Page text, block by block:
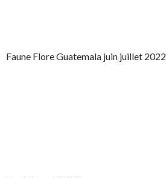
Faune Flore Guatemala juin juillet 2022